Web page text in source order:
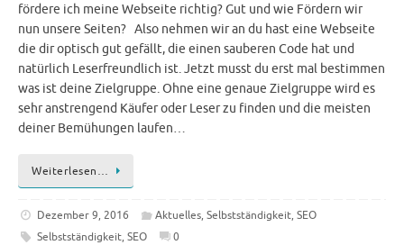
fördere ich meine Webseite richtig? Gut und wie Fördern wir
nun unsere Seiten? Also nehmen wir an du hast eine Webseite
die dir optisch gut gefällt, die einen sauberen Code hat und
natürlich Leserfreundlich ist. Jetzt musst du erst mal bestimmen
was ist deine Zielgruppe. Ohne eine genaue Zielgruppe wird es
sehr anstrengend Käufer oder Leser zu finden und die meisten
deiner Bemühungen laufen…
Weiterlesen…
Dezember 9, 2016 Aktuelles,Selbstständigkeit,SEO
Selbstständigkeit, SEO 0